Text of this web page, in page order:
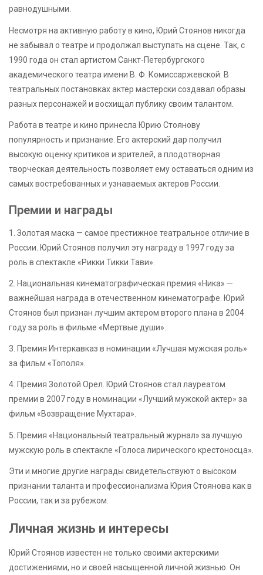
равнодушными.
Несмотря на активную работу в кино, Юрий Стоянов никогда
не забывал о театре и продолжал выступать на сцене. Так, с
1990 года он стал артистом Санкт-Петербургского
академического театра имени В. Ф. Комиссаржевской. В
театральных постановках актер мастерски создавал образы
разных персонажей и восхищал публику своим талантом.
Работа в театре и кино принесла Юрию Стоянову
популярность и признание. Его актерский дар получил
высокую оценку критиков и зрителей, а плодотворная
творческая деятельность позволяет ему оставаться одним из
самых востребованных и узнаваемых актеров России.
Премии и награды
1. Золотая маска — самое престижное театральное отличие в
России. Юрий Стоянов получил эту награду в 1997 году за
роль в спектакле «Рикки Тикки Тави».
2. Национальная кинематографическая премия «Ника» —
важнейшая награда в отечественном кинематографе. Юрий
Стоянов был признан лучшим актером второго плана в 2004
году за роль в фильме «Мертвые души».
3. Премия Интеркавказ в номинации «Лучшая мужская роль»
за фильм «Тополя».
4. Премия Золотой Орел. Юрий Стоянов стал лауреатом
премии в 2007 году в номинации «Лучший мужской актер» за
фильм «Возвращение Мухтара».
5. Премия «Национальный театральный журнал» за лучшую
мужскую роль в спектакле «Голоса лирического крестоносца».
Эти и многие другие награды свидетельствуют о высоком
признании таланта и профессионализма Юрия Стоянова как в
России, так и за рубежом.
Личная жизнь и интересы
Юрий Стоянов известен не только своими актерскими
достижениями, но и своей насыщенной личной жизнью. Он